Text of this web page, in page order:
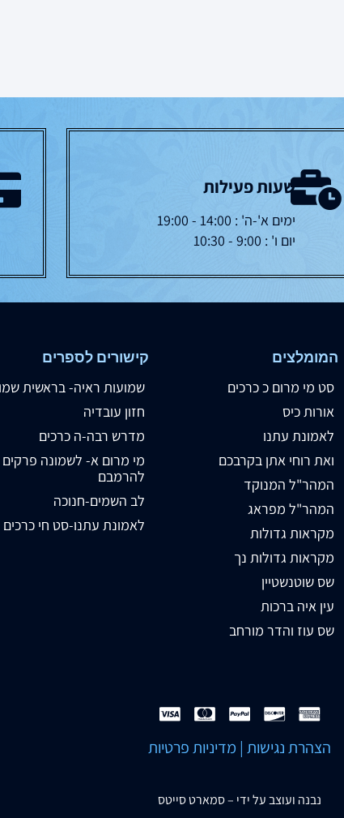
שעות פעילות
ימים א'-ה' : 14:00 - 19:00
יום ו' : 9:00 - 10:30
המומלצים
סט מי מרום כ כרכים
אורות כיס
לאמונת עתנו
ואת רוחי אתן בקרבכם
המהר"ל המנוקד
המהר"ל מפראג
מקראות גדולות
מקראות גדולות נך
שס שוטנשטיין
עין איה ברכות
שס עוז והדר מורחב
קישורים לספרים
שמועות ראיה- בראשית
חזון עובדיה
מדרש רבה-ה כרכים
מי מרום א- לשמונה פרקים
להרמבם
לב השמים-חנוכה
לאמונת עתנו-סט חי כרכים
הצהרת נגישות | מדיניות פרטיות
נבנה ועוצב על ידי –סמארט סייטס